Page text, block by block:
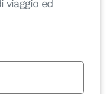
viaggio ed